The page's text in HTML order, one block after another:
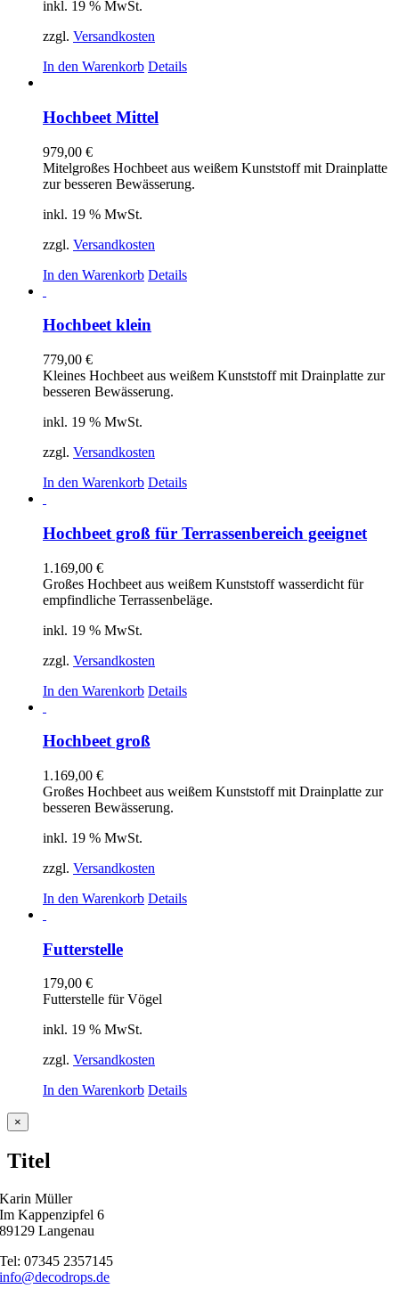
inkl. 19 % MwSt.
zzgl. Versandkosten
In den Warenkorb Details
Hochbeet Mittel
979,00 €
Mitelgroßes Hochbeet aus weißem Kunststoff mit Drainplatte
zur besseren Bewässerung.
inkl. 19 % MwSt.
zzgl. Versandkosten
In den Warenkorb Details
Hochbeet klein
779,00 €
Kleines Hochbeet aus weißem Kunststoff mit Drainplatte zur
besseren Bewässerung.
inkl. 19 % MwSt.
zzgl. Versandkosten
In den Warenkorb Details
Hochbeet groß für Terrassenbereich geeignet
1.169,00 €
Großes Hochbeet aus weißem Kunststoff wasserdicht für
empfindliche Terrassenbeläge.
inkl. 19 % MwSt.
zzgl. Versandkosten
In den Warenkorb Details
Hochbeet groß
1.169,00 €
Großes Hochbeet aus weißem Kunststoff mit Drainplatte zur
besseren Bewässerung.
inkl. 19 % MwSt.
zzgl. Versandkosten
In den Warenkorb Details
Futterstelle
179,00 €
Futterstelle für Vögel
inkl. 19 % MwSt.
zzgl. Versandkosten
In den Warenkorb Details
Close
product
view
×
Titel
Karin Müller
Im Kappenzipfel 6
89129 Langenau
Tel: 07345 2357145
info@decodrops.de